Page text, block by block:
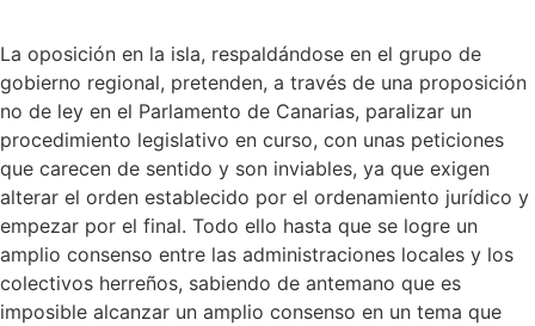
La oposición en la isla, respaldándose en el grupo de
gobierno regional, pretenden, a través de una proposición
no de ley en el Parlamento de Canarias, paralizar un
procedimiento legislativo en curso, con unas peticiones
que carecen de sentido y son inviables, ya que exigen
alterar el orden establecido por el ordenamiento jurídico y
empezar por el final. Todo ello hasta que se logre un
amplio consenso entre las administraciones locales y los
colectivos herreños, sabiendo de antemano que es
imposible alcanzar un amplio consenso en un tema que